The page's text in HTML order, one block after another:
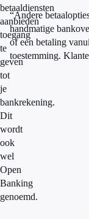
betaaldiensten
aanbieden
toegang
te
geven
tot
je
bankrekening.
Dit
wordt
ook
wel
Open
Banking
genoemd.
“Andere
handmatige
of een betaling
toestemming.